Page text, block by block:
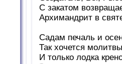
С закатом
Архимандрит в
Садам печаль и
Так хочется
И только лодка